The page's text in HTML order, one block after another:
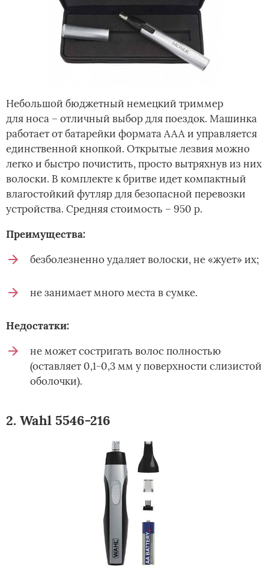
Небольшой бюджетный немецкий триммер
для носа – отличный выбор для поездок. Машинка
работает от батарейки формата ААА и управляется
единственной кнопкой. Открытые лезвия можно
легко и быстро почистить, просто вытряхнув из них
волоски. В комплекте к бритве идет компактный
влагостойкий футляр для безопасной перевозки
устройства. Средняя стоимость – 950 р.
Преимущества:
безболезненно удаляет волоски, не «жует» их;
не занимает много места в сумке.
Недостатки:
не может состригать волос полностью
(оставляет 0,1-0,3 мм у поверхности слизистой
оболочки).
2. Wahl 5546-216